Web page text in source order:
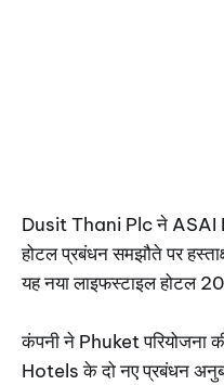
Dusit Thani Plc ने ASAI
होटल प्रबंधन समझौते पर
यह नया लाइफस्टाइल होटल
कंपनी ने Phuket परियोजना
Hotels के दो नए प्रबंधन